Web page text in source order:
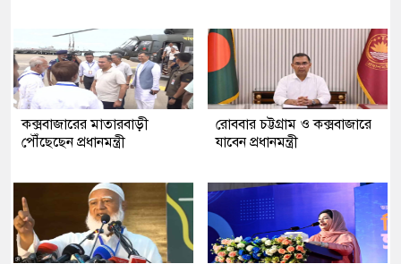
কক্সবাজারের মাতারবাড়ী
পৌঁছেছেন প্রধানমন্ত্রী
রোববার চট্টগ্রাম ও কক্সবাজারে
যাবেন প্রধানমন্ত্রী